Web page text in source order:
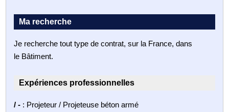
Ma recherche
Je recherche tout type de contrat, sur la France, dans
le Bâtiment.
Expériences professionnelles
/ - : Projeteur / Projeteuse béton armé